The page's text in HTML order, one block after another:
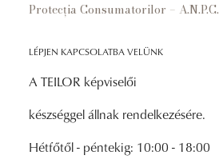
Protecția Consumatorilor – A.N.P.C.
LÉPJEN KAPCSOLATBA VELÜNK
A TEILOR képviselői
készséggel állnak rendelkezésére.
Hétfőtől - péntekig: 10:00 - 18:00